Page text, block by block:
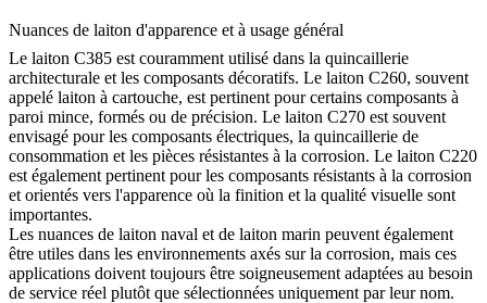
Nuances de laiton d'apparence et à usage général
Le laiton C385 est couramment utilisé dans la quincaillerie
architecturale et les composants décoratifs. Le laiton C260, souvent
appelé laiton à cartouche, est pertinent pour certains composants à
paroi mince, formés ou de précision. Le laiton C270 est souvent
envisagé pour les composants électriques, la quincaillerie de
consommation et les pièces résistantes à la corrosion. Le laiton C220
est également pertinent pour les composants résistants à la corrosion
et orientés vers l'apparence où la finition et la qualité visuelle sont
importantes.
Les nuances de laiton naval et de laiton marin peuvent également
être utiles dans les environnements axés sur la corrosion, mais ces
applications doivent toujours être soigneusement adaptées au besoin
de service réel plutôt que sélectionnées uniquement par leur nom.